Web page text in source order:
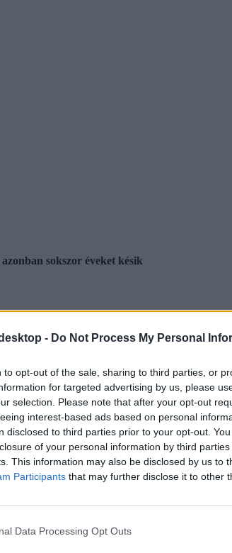
- Do Not Process My Personal
to opt-out of the sale, sharing to third parties, or
for targeted advertising by us, please
selection. Please note that after your opt-out
interest-based ads based on personal
disclosed to third parties prior to your opt-out.
of your personal information by third parties
This information may also be disclosed by us to
Participants that may further disclose it to other
Data Processing Opt Outs
sokszor éveket késik